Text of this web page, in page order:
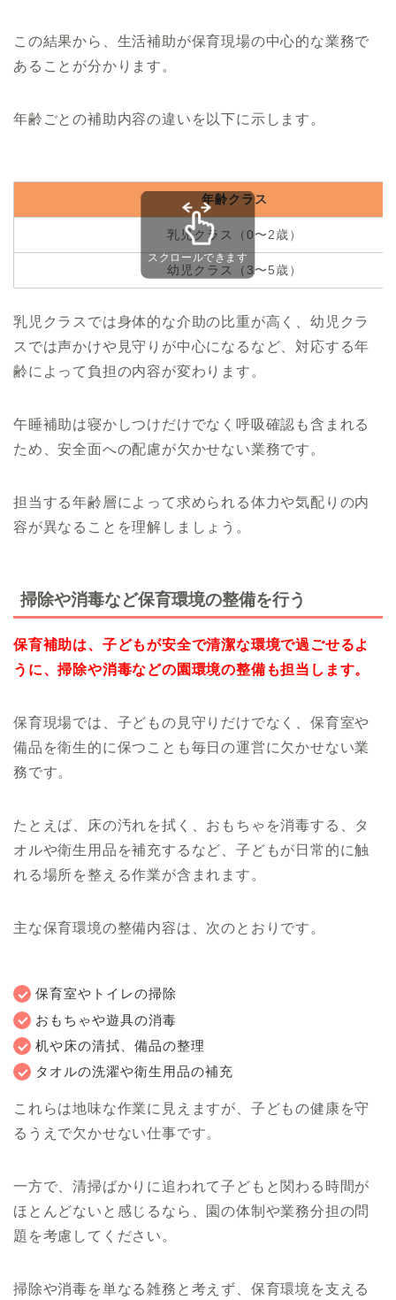
この結果から、生活補助が保育現場の中心的な業務で
あることが分かります。
年齢ごとの補助内容の違いを以下に示します。
年齢クラス
乳児クラス（0〜2歳）
幼児クラス（3〜5歳）
スクロールできます
乳児クラスでは身体的な介助の比重が高く、幼児クラ
スでは声かけや見守りが中心になるなど、対応する年
齢によって負担の内容が変わります。
午睡補助は寝かしつけだけでなく呼吸確認も含まれる
ため、安全面への配慮が欠かせない業務です。
担当する年齢層によって求められる体力や気配りの内
容が異なることを理解しましょう。
掃除や消毒など保育環境の整備を行う
保育補助は、子どもが安全で清潔な環境で過ごせるよ
うに、掃除や消毒などの園環境の整備も担当します。
保育現場では、子どもの見守りだけでなく、保育室や
備品を衛生的に保つことも毎日の運営に欠かせない業
務です。
たとえば、床の汚れを拭く、おもちゃを消毒する、タ
オルや衛生用品を補充するなど、子どもが日常的に触
れる場所を整える作業が含まれます。
主な保育環境の整備内容は、次のとおりです。
保育室やトイレの掃除
おもちゃや遊具の消毒
机や床の清拭、備品の整理
タオルの洗濯や衛生用品の補充
これらは地味な作業に見えますが、子どもの健康を守
るうえで欠かせない仕事です。
一方で、清掃ばかりに追われて子どもと関わる時間が
ほとんどないと感じるなら、園の体制や業務分担の問
題を考慮してください。
掃除や消毒を単なる雑務と考えず、保育環境を支える